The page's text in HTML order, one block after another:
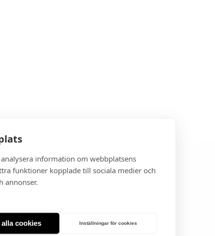
information om webbplatsens
funktioner kopplade till sociala medier och
annonser.
cookies Inställningar för cookies